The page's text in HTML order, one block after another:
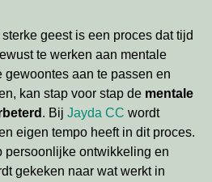
geest is een proces dat tijd
te werken aan mentale
aan te passen en
kan stap voor stap de mentale
. Bij Jayda CC wordt
eigen tempo heeft in dit proces.
persoonlijke ontwikkeling en
gekeken naar wat werkt in